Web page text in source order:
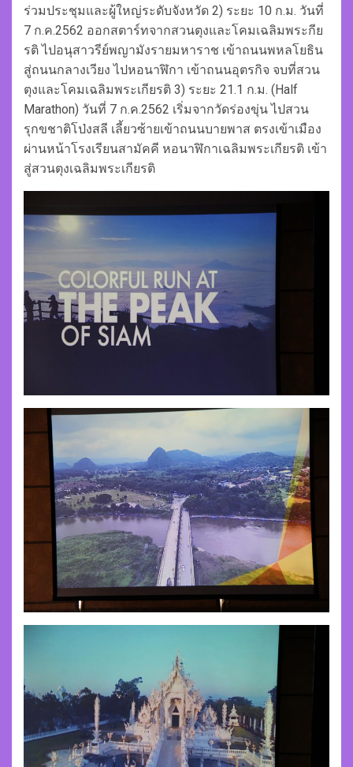
ร่วมประชุมและผู้ใหญ่ระดับจังหวัด 2) ระยะ 10 ก.ม. วันที่
7 ก.ค.2562 ออกสตาร์ทจากสวนตุงและโคมเฉลิมพระกีย
รติ ไปอนุสาวรีย์พญามังรายมหาราช เข้าถนนพหลโยธิน
สู่ถนนกลางเวียง ไปหอนาฬิกา เข้าถนนอุตรกิจ จบที่สวน
ตุงและโคมเฉลิมพระเกียรติ 3) ระยะ 21.1 ก.ม. (Half
Marathon) วันที่ 7 ก.ค.2562 เริ่มจากวัดร่องขุ่น ไปสวน
รุกขชาติโป่งสลี เลี้ยวซ้ายเข้าถนนบายพาส ตรงเข้าเมือง
ผ่านหน้าโรงเรียนสามัคคี หอนาฬิกาเฉลิมพระเกียรติ เข้า
สู่สวนตุงเฉลิมพระเกียรติ